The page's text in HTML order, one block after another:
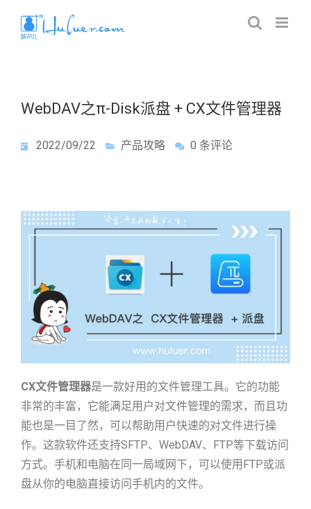
WebDAV之π-Disk派盘 + CX文件管理器
2022/09/22 产品攻略 0 条评论
CX文件管理器是一款好用的文件管理工具。它的功能
非常的丰富，它能满足用户对文件管理的需求，而且功
能也是一目了然，可以帮助用户快速的对文件进行操
作。这款软件还支持SFTP、WebDAV、FTP等下载访问
方式。手机和电脑在同一局域网下，可以使用FTP或派
盘从你的电脑直接访问手机内的文件。